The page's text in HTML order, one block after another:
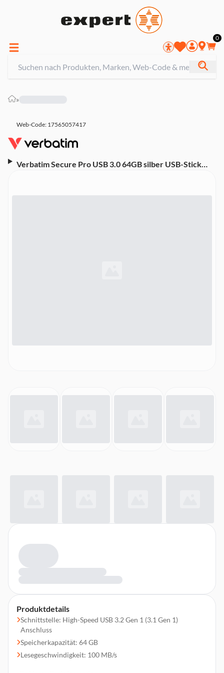
0
»
Web-Code: 17565057417
Verbatim Secure Pro USB 3.0 64GB silber USB-Stick
Produktdetails
Schnittstelle: High-Speed USB 3.2 Gen 1 (3.1 Gen 1)
Anschluss
Speicherkapazität: 64 GB
Lesegeschwindigkeit: 100 MB/s